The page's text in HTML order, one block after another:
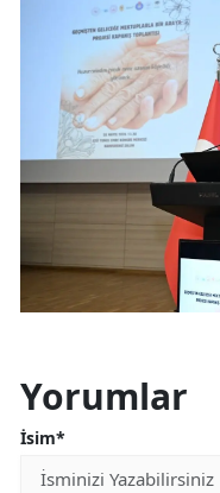
Yorumlar
İsim*